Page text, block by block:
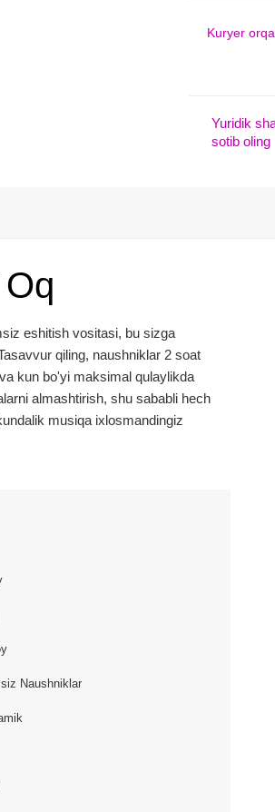
Kuryer
Yuridik
sotib oling
eshitish vositasi, bu sizga
qiling, naushniklar 2 soat
kun bo'yi maksimal qulaylikda
almashtirish, shu sababli hech
musiqa ixlosmandingiz
Naushniklar